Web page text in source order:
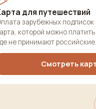
для путешествий
зарубежных подписок
которой можно платить
не принимают российские.
Смотреть